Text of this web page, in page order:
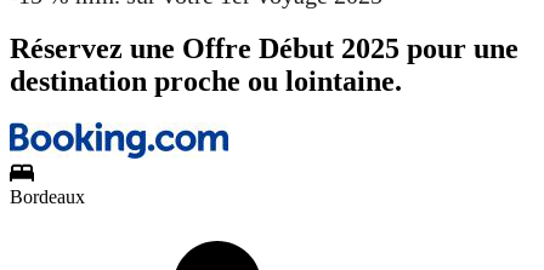
Réservez une Offre Début 2025 pour une
destination proche ou lointaine.
Bordeaux